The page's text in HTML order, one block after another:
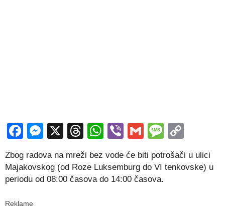
Facebook
Messenger
X Threads
WhatsApp
ViberGmail
Zbog radova na mreži bez vode će biti potrošači u ulici
Majakovskog (od Roze Luksemburg do VI tenkovske) u
periodu od 08:00 časova do 14:00 časova.
Reklame